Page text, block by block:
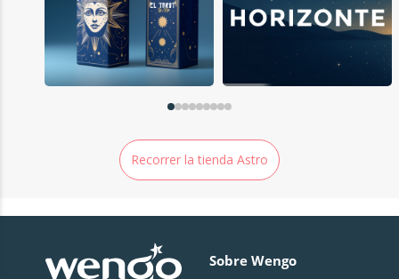
Recorrer la tienda Astro
Sobre Wengo